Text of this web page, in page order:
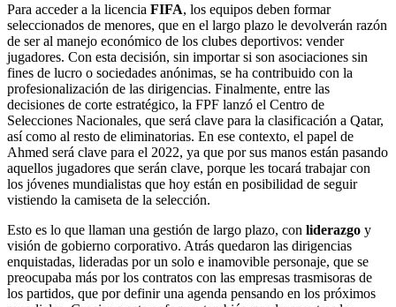
Para acceder a la licencia FIFA, los equipos deben formar
seleccionados de menores, que en el largo plazo le devolverán razón
de ser al manejo económico de los clubes deportivos: vender
jugadores. Con esta decisión, sin importar si son asociaciones sin
fines de lucro o sociedades anónimas, se ha contribuido con la
profesionalización de las dirigencias. Finalmente, entre las
decisiones de corte estratégico, la FPF lanzó el Centro de
Selecciones Nacionales, que será clave para la clasificación a Qatar,
así como al resto de eliminatorias. En ese contexto, el papel de
Ahmed será clave para el 2022, ya que por sus manos están pasando
aquellos jugadores que serán clave, porque les tocará trabajar con
los jóvenes mundialistas que hoy están en posibilidad de seguir
vistiendo la camiseta de la selección.
Esto es lo que llaman una gestión de largo plazo, con liderazgo y
visión de gobierno corporativo. Atrás quedaron las dirigencias
enquistadas, lideradas por un solo e inamovible personaje, que se
preocupaba más por los contratos con las empresas trasmisoras de
los partidos, que por definir una agenda pensando en los próximos